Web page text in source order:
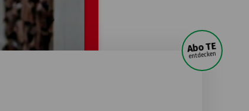
Abo TE
entdecken